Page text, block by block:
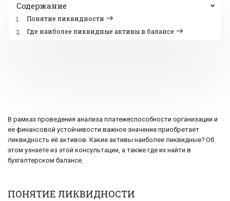
Содержание
1.
Понятие ликвидности
2.
Где наиболее ликвидные активы в балансе
В рамках проведения анализа платежеспособности организации и
ее финансовой устойчивости важное значение приобретает
ликвидность её активов. Какие активы наиболее ликвидные? Об
этом узнаете из этой консультации, а также где их найти в
бухгалтерском балансе.
ПОНЯТИЕ ЛИКВИДНОСТИ